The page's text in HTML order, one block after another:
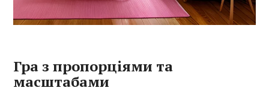
Гра з пропорціями та
масштабами